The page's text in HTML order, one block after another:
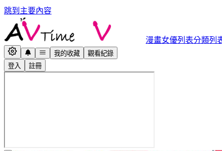
跳到主要內容
漫畫女優列表分類列
我的收藏
觀看紀錄
登入
註冊